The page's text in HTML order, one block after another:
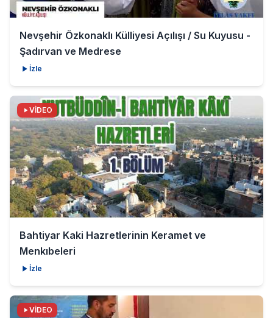
Nevşehir Özkonaklı Külliyesi Açılışı / Su Kuyusu -
Şadırvan ve Medrese
İzle
VİDEO
Bahtiyar Kaki Hazretlerinin Keramet ve
Menkıbeleri
İzle
VİDEO